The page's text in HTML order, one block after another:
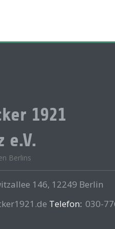
1921
e.V.
Berlins
146, 12249 Berlin
Telefon: 030-